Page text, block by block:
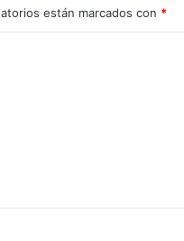
están marcados con *